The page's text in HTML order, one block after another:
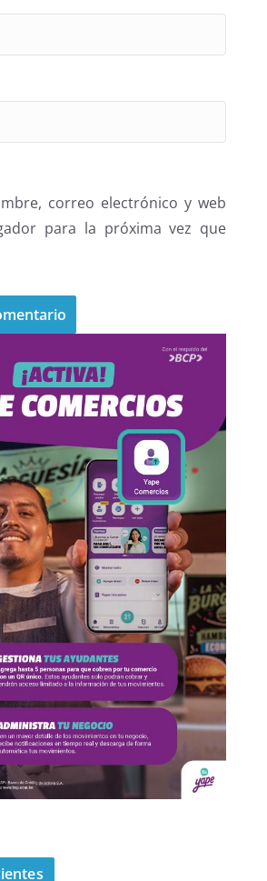
correo electrónico y web
para la próxima vez que